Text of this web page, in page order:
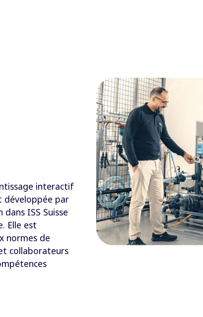
interactif
développée par
ISS Suisse
Elle est
normes de
collaborateurs